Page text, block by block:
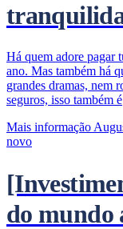
Há quem adore pagar
ano. Mas também há
grandes dramas, nem
seguros, isso também é
Mais informação
novo
do mundo